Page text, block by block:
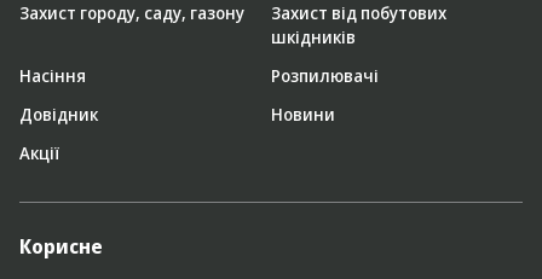
Захист городу, саду, газону
Захист від побутових
шкідників
Насіння
Розпилювачі
Довідник
Новини
Акції
Корисне